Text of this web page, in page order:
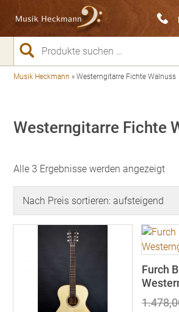
Suchen
nach:
Musik Heckmann »Westerngitarre Fichte Walnuss
Westerngitarre Fichte
Alle 3 Ergebnisse werden angezeigt
Furch